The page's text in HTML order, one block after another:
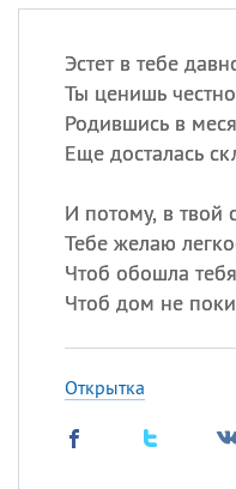
Эстет в тебе
Ты ценишь
Родившись в
Еще досталась
И потому, в твой
Тебе желаю
Чтоб обошла
Чтоб дом не
Открытка